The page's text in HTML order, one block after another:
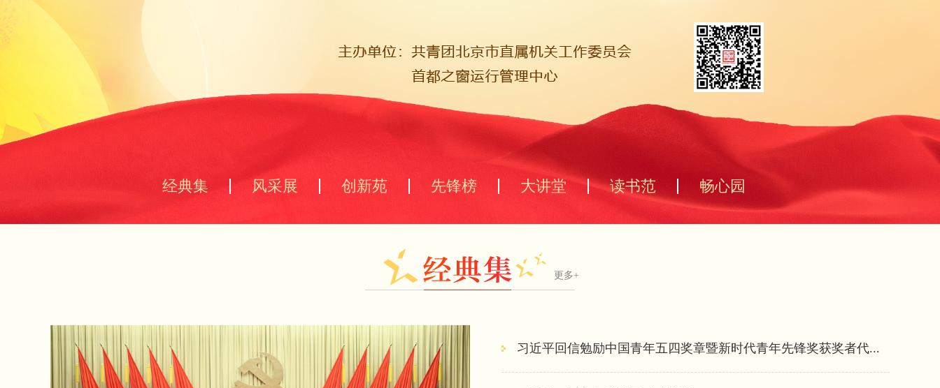
经典集 风采展 创新苑 先锋榜 大讲堂 读书范 畅心园
更多+
习近平回信勉励中国青年五四奖章暨新时代青年先锋奖获奖者代...